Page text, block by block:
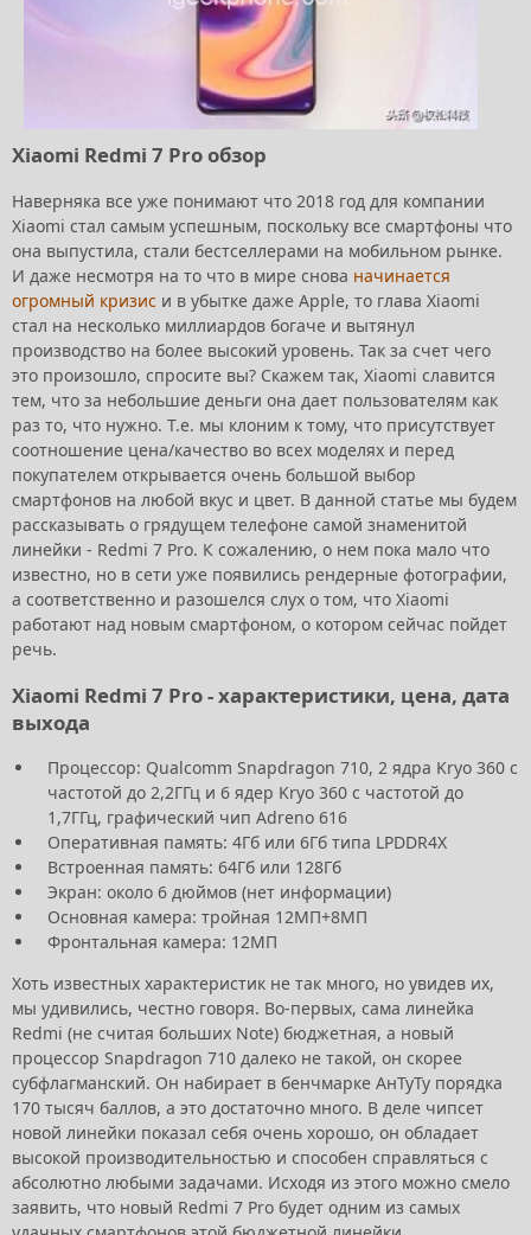
Xiaomi Redmi 7 Pro обзор
Наверняка все уже понимают что 2018 год для компании
Xiaomi стал самым успешным, поскольку все смартфоны что
она выпустила, стали бестселлерами на мобильном рынке.
И даже несмотря на то что в мире снова начинается
огромный кризис и в убытке даже Apple, то глава Xiaomi
стал на несколько миллиардов богаче и вытянул
производство на более высокий уровень. Так за счет чего
это произошло, спросите вы? Скажем так, Xiaomi славится
тем, что за небольшие деньги она дает пользователям как
раз то, что нужно. Т.е. мы клоним к тому, что присутствует
соотношение цена/качество во всех моделях и перед
покупателем открывается очень большой выбор
смартфонов на любой вкус и цвет. В данной статье мы будем
рассказывать о грядущем телефоне самой знаменитой
линейки - Redmi 7 Pro. К сожалению, о нем пока мало что
известно, но в сети уже появились рендерные фотографии,
а соответственно и разошелся слух о том, что Xiaomi
работают над новым смартфоном, о котором сейчас пойдет
речь.
Xiaomi Redmi 7 Pro - характеристики, цена, дата
выхода
Процессор: Qualcomm Snapdragon 710, 2 ядра Kryo 360 с
частотой до 2,2ГГц и 6 ядер Kryo 360 с частотой до
1,7ГГц, графический чип Adreno 616
Оперативная память: 4Гб или 6Гб типа LPDDR4X
Встроенная память: 64Гб или 128Гб
Экран: около 6 дюймов (нет информации)
Основная камера: тройная 12МП+8МП
Фронтальная камера: 12МП
Хоть известных характеристик не так много, но увидев их,
мы удивились, честно говоря. Во-первых, сама линейка
Redmi (не считая больших Note) бюджетная, а новый
процессор Snapdragon 710 далеко не такой, он скорее
субфлагманский. Он набирает в бенчмарке АнТуТу порядка
170 тысяч баллов, а это достаточно много. В деле чипсет
новой линейки показал себя очень хорошо, он обладает
высокой производительностью и способен справляться с
абсолютно любыми задачами. Исходя из этого можно смело
заявить, что новый Redmi 7 Pro будет одним из самых